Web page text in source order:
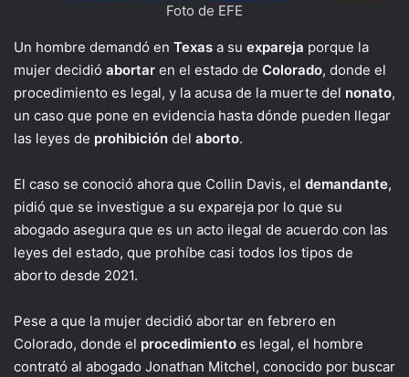
Foto de EFE
Un hombre demandó en Texas a su expareja porque la
mujer decidió abortar en el estado de Colorado, donde el
procedimiento es legal, y la acusa de la muerte del nonato,
un caso que pone en evidencia hasta dónde pueden llegar
las leyes de prohibición del aborto.
El caso se conoció ahora que Collin Davis, el demandante,
pidió que se investigue a su expareja por lo que su
abogado asegura que es un acto ilegal de acuerdo con las
leyes del estado, que prohíbe casi todos los tipos de
aborto desde 2021.
Pese a que la mujer decidió abortar en febrero en
Colorado, donde el procedimiento es legal, el hombre
contrató al abogado Jonathan Mitchel, conocido por buscar